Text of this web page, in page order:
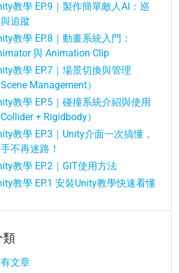
教學 EP.9｜製作簡單敵人AI：巡
追蹤
教學 EP.8｜動畫系統入門：
與 Animation Clip
教學 EP.7｜場景切換與管理
Scene Management）
教學 EP.5｜碰撞系統介紹與使用
Collider + Rigidbody）
教學 EP.3｜Unity介面一次搞懂，
不再迷路！
教學 EP.2｜GIT使用方法
教學 EP.1 安裝Unity教學快速看懂
類
文章